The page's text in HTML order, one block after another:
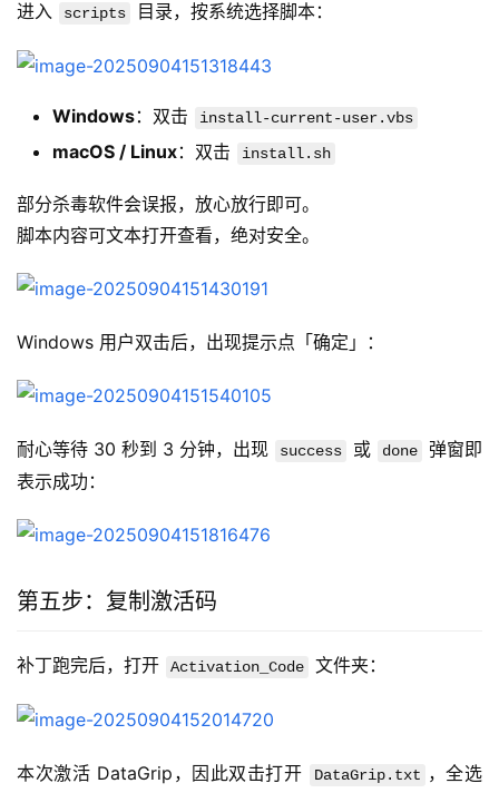
进入 scripts 目录，按系统选择脚本：
Windows：双击 install-current-user.vbs
macOS / Linux：双击 install.sh
部分杀毒软件会误报，放心放行即可。
脚本内容可文本打开查看，绝对安全。
Windows 用户双击后，出现提示点「确定」：
耐心等待 30 秒到 3 分钟，出现 success 或 done
弹窗即
表示成功：
第五步：复制激活码
补丁跑完后，打开 Activation_Code 文件夹：
本次激活 DataGrip，因此双击打开 DataGrip.txt ，全选